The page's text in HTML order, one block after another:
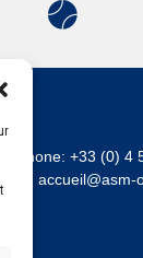
+33 (0) 4
accueil@asm-